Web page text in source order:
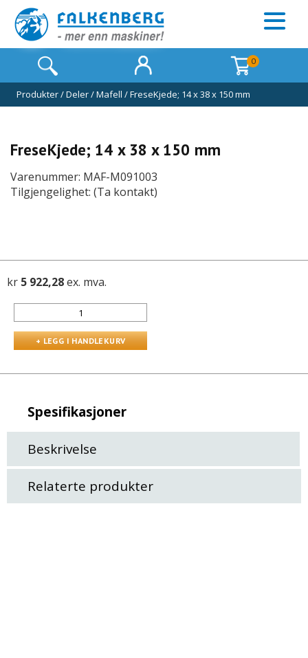
0
Produkter/Deler/Mafell /FreseKjede; 14 x 38 x 150 mm
FreseKjede; 14 x 38 x 150 mm
Varenummer: MAF-M091003
Tilgjengelighet: (Ta kontakt)
kr 5 922,28ex. mva.
Spesifikasjoner
Beskrivelse
Relaterte produkter